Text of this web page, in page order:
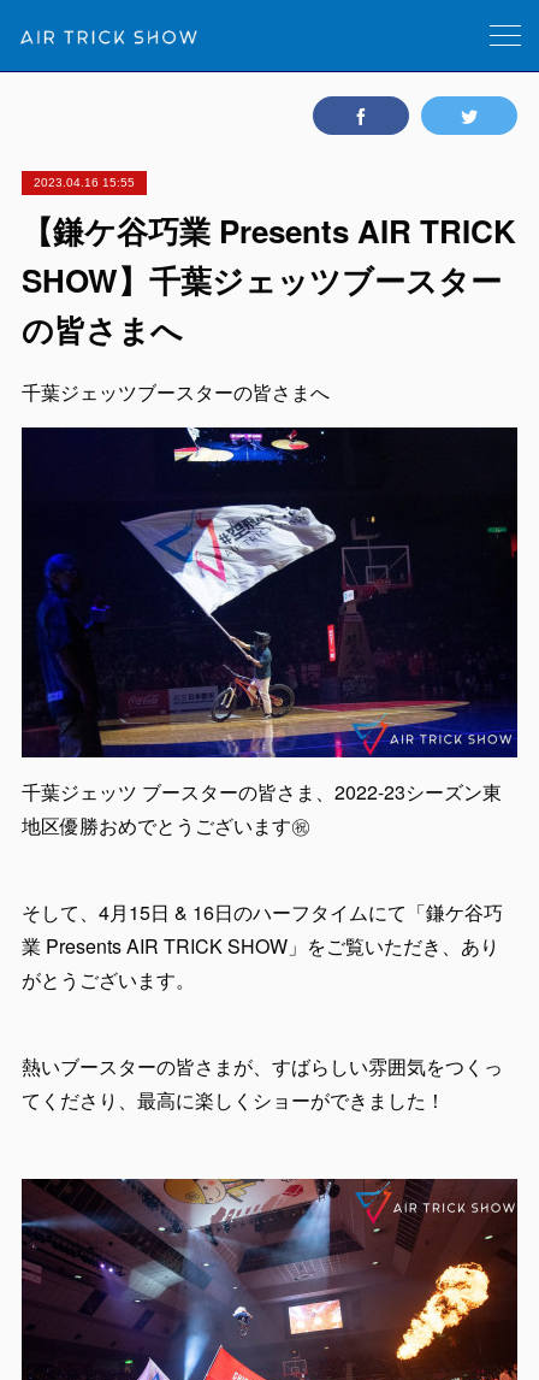
2023.04.16 15:55
【鎌ケ谷巧業 Presents AIR TRICK
SHOW】千葉ジェッツブースター
の皆さまへ
千葉ジェッツブースターの皆さまへ
千葉ジェッツ ブースターの皆さま、2022-23シーズン東
地区優勝おめでとうございます㊗️
そして、4月15日 & 16日のハーフタイムにて「鎌ケ谷巧
業 Presents AIR TRICK SHOW」をご覧いただき、あり
がとうございます。
熱いブースターの皆さまが、すばらしい雰囲気をつくっ
てくださり、最高に楽しくショーができました！